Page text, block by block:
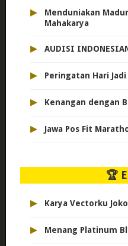
▸
Menduniakan
Mahakarya
▸ AUDISI
▸ Peringatan Hari
▸ Kenangan dengan
▸ Jawa Pos Fit
🏆
▸ Karya Vectorku
▸ Menang Platinum